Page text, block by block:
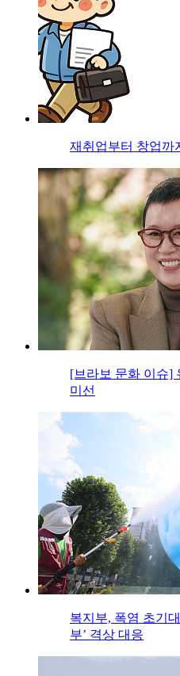
재취업부터 창업까
[브라보 문화 이슈]
미선
복지부, 폭염 초기
부’ 격상 대응